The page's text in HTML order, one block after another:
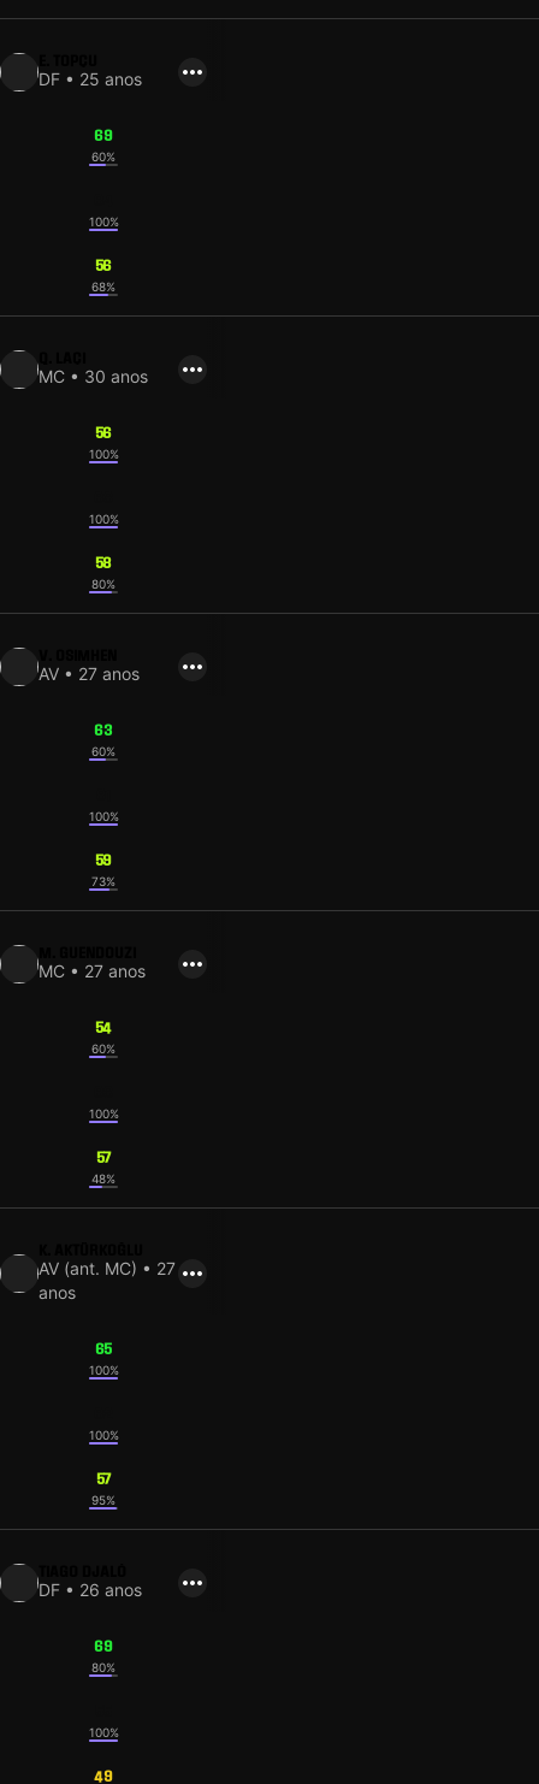
DF • 25 anos
69
60%
100%
56
68%
MC • 30 anos
56
100%
100%
58
80%
AV • 27 anos
63
60%
100%
59
73%
MC • 27 anos
54
60%
100%
57
48%
AV (ant. MC) • 27
anos
65
100%
100%
57
95%
DF • 26 anos
69
80%
100%
49